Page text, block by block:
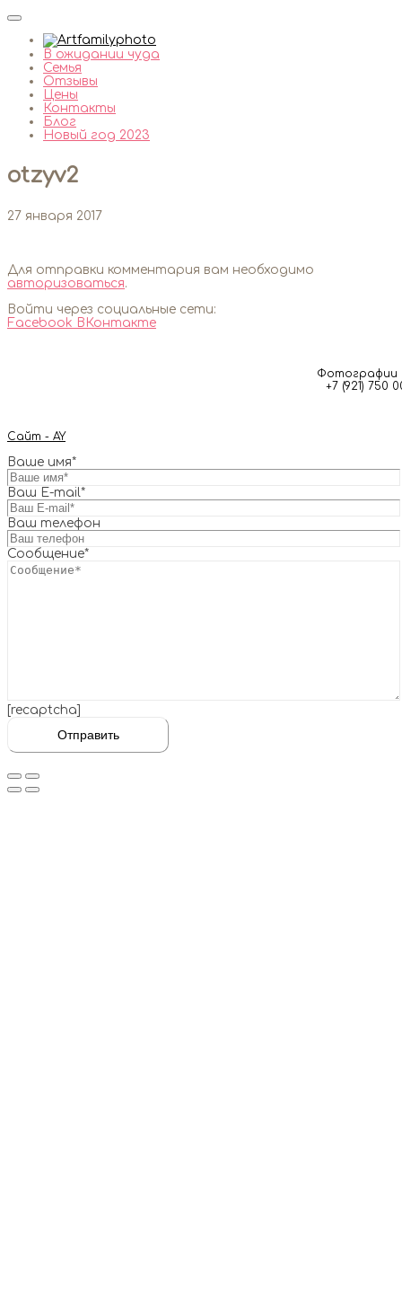
В ожидании чуда
Семья
Отзывы
Цены
Контакты
Блог
Новый год 2023
otzyv2
27 января 2017
Для отправки комментария вам необходимо
авторизоваться.
Войти через социальные сети:
Facebook ВКонтакте
Фотографии
+7 (921) 750
Сайт - AY
Ваше имя*
Ваш E-mail*
Ваш телефон
Сообщение*
[recaptcha]